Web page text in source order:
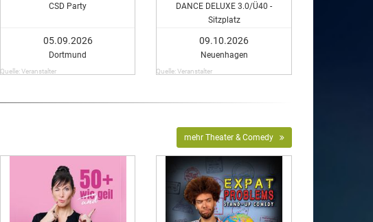
CSD Party
05.09.2026
Dortmund
Quelle: Veranstalter
DANCE DELUXE 3.0/Ü40 -
Sitzplatz
09.10.2026
Neuenhagen
Quelle: Veranstalter
mehr Theater & Comedy